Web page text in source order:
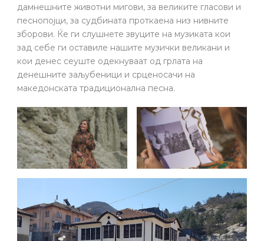
дамнешните животни мигови, за великите гласови и
песнопојци, за судбината проткаена низ нивните
зборови. Ќе ги слушнете звуците на музиката кои
зад себе ги оставиле нашите музички великани и
кои денес сеуште одекнуваат од грлата на
денешните заљубеници и срценосачи на
македонската традиционална песна.